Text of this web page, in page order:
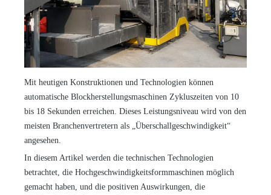
Mit heutigen Konstruktionen und Technologien können
automatische Blockherstellungsmaschinen Zykluszeiten von 10
bis 18 Sekunden erreichen. Dieses Leistungsniveau wird von den
meisten Branchenvertretern als „Überschallgeschwindigkeit“
angesehen.
In diesem Artikel werden die technischen Technologien
betrachtet, die Hochgeschwindigkeitsformmaschinen möglich
gemacht haben, und die positiven Auswirkungen, die